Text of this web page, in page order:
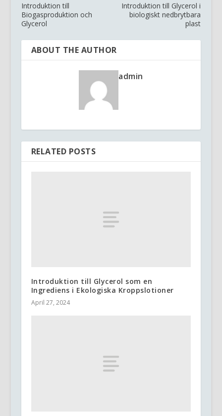
Introduktion till
Biogasproduktion och
Glycerol
Introduktion till Glycerol i
biologiskt nedbrytbara
plast
ABOUT THE AUTHOR
admin
RELATED POSTS
Introduktion till Glycerol som en
Ingrediens i Ekologiska Kroppslotioner
April 27, 2024